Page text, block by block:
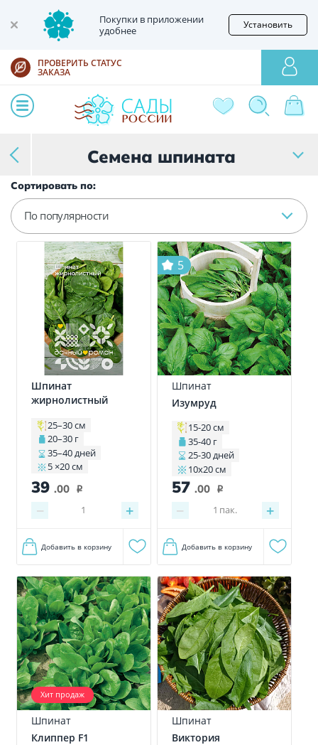
Покупки в приложении
удобнее
Установить
ПРОВЕРИТЬ СТАТУС
ЗАКАЗА
Семена шпината
Сортировать по:
По популярности
Шпинат
жирнолистный
25–30 см
20–30 г
35–40 дней
5 ×20 см
39 .00 i
− +
1
Добавить в корзину
5
Шпинат
Изумруд
15-20 см
35-40 г
25-30 дней
10х20 см
57 .00 i
− +
1 пак.
Добавить в корзину
Хит продаж
Шпинат
Клиппер F1
Шпинат
Виктория